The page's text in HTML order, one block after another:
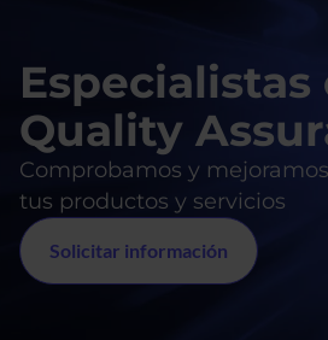
Especialistas
Quality
Comprobamos y
tus productos y servicios
Solicitar información